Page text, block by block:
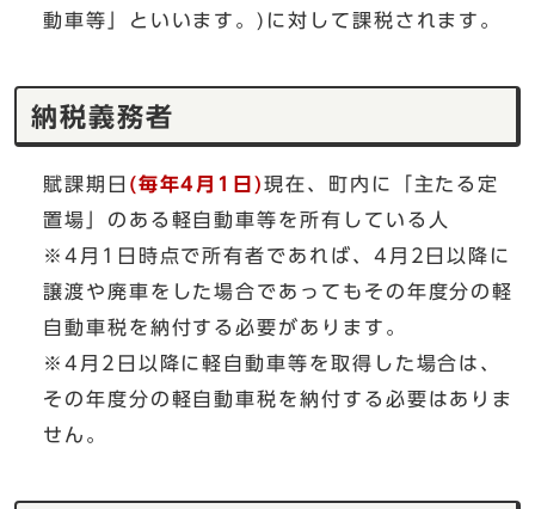
動車等」といいます。)に対して課税されます。
納税義務者
賦課期日 (毎年4月1日)現在、町内に「主たる定
置場」のある軽自動車等を所有している人
※4月1日時点で所有者であれば、4月2日以降に
譲渡や廃車をした場合であってもその年度分の軽
自動車税を納付する必要があります。
※4月2日以降に軽自動車等を取得した場合は、
その年度分の軽自動車税を納付する必要はありま
せん。